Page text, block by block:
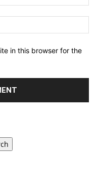
in this browser for the